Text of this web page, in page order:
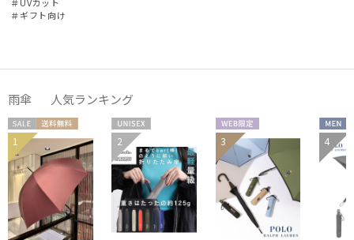
＃UVカット
＃ギフト向け
雨傘 人気ランキング
セー
ル
送料無
料
ギフト
向け
WOME
N
1
UNISE
X
2
WEB限
定
送料無
料
UNISE
3 MEN
4